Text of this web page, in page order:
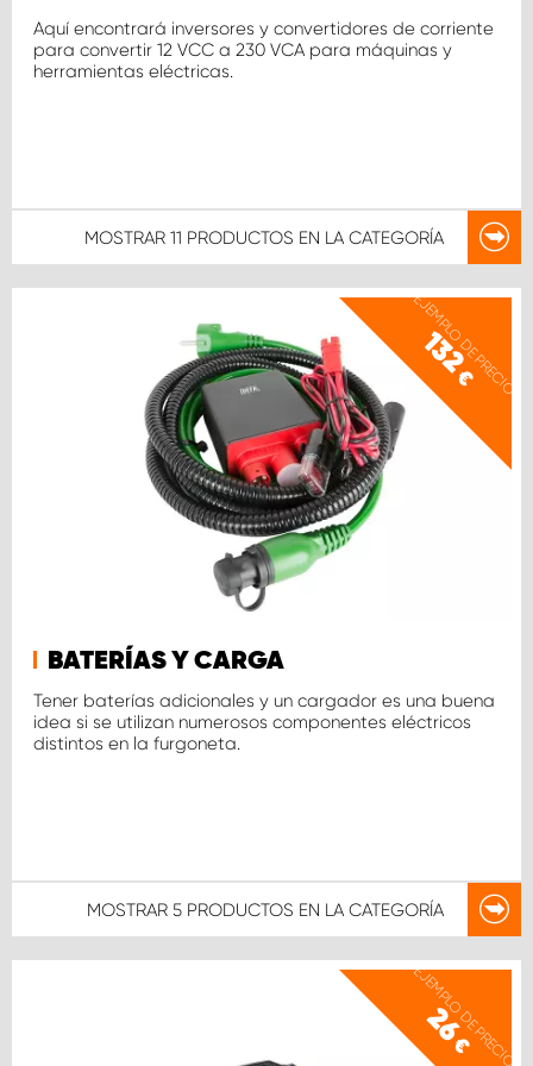
Aquí encontrará inversores y convertidores de corriente
para convertir 12 VCC a 230 VCA para máquinas y
herramientas eléctricas.
MOSTRAR 11 PRODUCTOS EN LA CATEGORÍA
EJEMPLO DE PRECIO
132
€
BATERÍAS Y CARGA
Tener baterías adicionales y un cargador es una buena
idea si se utilizan numerosos componentes eléctricos
distintos en la furgoneta.
MOSTRAR 5 PRODUCTOS EN LA CATEGORÍA
EJEMPLO DE PRECIO
26
€